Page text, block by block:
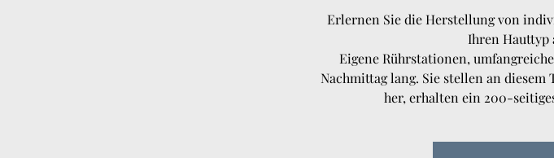
Erlernen Sie die Herstellung von
Ihren Hauttyp
Eigene Rührstationen,
Nachmittag lang. Sie stellen an diesem
her, erhalten ein 200-